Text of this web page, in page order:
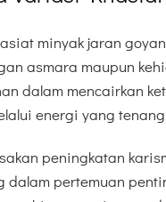
minyak jaran
asmara maupun
dalam mencairkan
energi yang
peningkatan
dalam pertemuan